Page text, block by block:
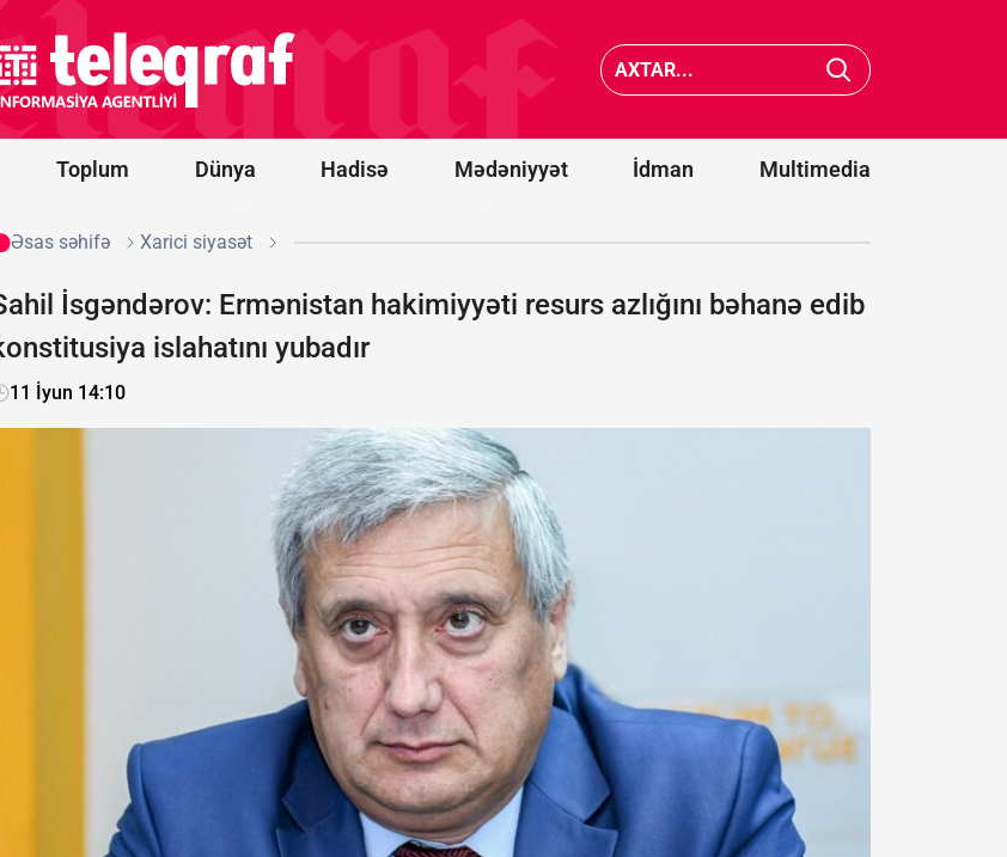
Toplum Dünya Hadisə Mədəniyyət İdman Multimedia
idxalına
15 faizlik
gömrük
rüsumu
tətbiq
KİV: ABŞ Kiber
Komandanlığında
baş verən
araşdırılır
Əsas səhifə Xarici siyasət
İsgəndərov: Ermənistan hakimiyyəti resurs azlığını bəhanə edib
islahatını yubadır
11 İyun 14:10